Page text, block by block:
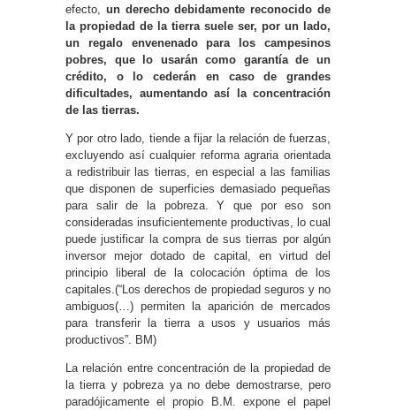
efecto, un derecho debidamente reconocido de
la propiedad de la tierra suele ser, por un lado,
un regalo envenenado para los campesinos
pobres, que lo usarán como garantía de un
crédito, o lo cederán en caso de grandes
dificultades, aumentando así la concentración
de las tierras.
Y por otro lado, tiende a fijar la relación de fuerzas,
excluyendo así cualquier reforma agraria orientada
a redistribuir las tierras, en especial a las familias
que disponen de superficies demasiado pequeñas
para salir de la pobreza. Y que por eso son
consideradas insuficientemente productivas, lo cual
puede justificar la compra de sus tierras por algún
inversor mejor dotado de capital, en virtud del
principio liberal de la colocación óptima de los
capitales.(“Los derechos de propiedad seguros y no
ambiguos(…) permiten la aparición de mercados
para transferir la tierra a usos y usuarios más
productivos”. BM)
La relación entre concentración de la propiedad de
la tierra y pobreza ya no debe demostrarse, pero
paradójicamente el propio B.M. expone el papel